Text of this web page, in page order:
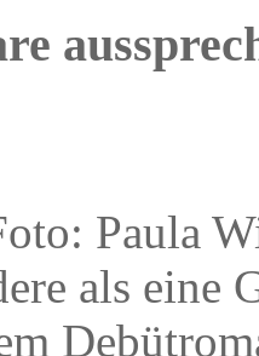
Paula
als eine